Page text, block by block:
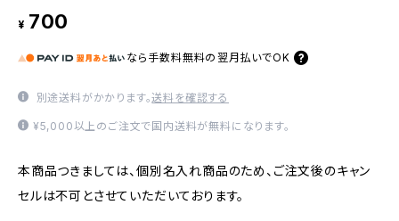
¥ 700
なら 手数料無料の 翌月払いでOK
別途送料がかかります。送料を確認する
¥5,000以上のご注文で国内送料が無料になります。
本商品つきましては、個別名入れ商品のため、ご注文後のキャン
セルは不可とさせていただいております。